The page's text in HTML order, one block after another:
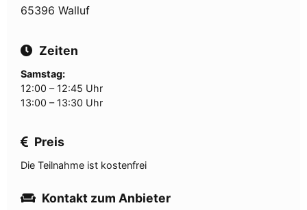
65396 Walluf
Zeiten
Samstag:
12:00 – 12:45 Uhr
13:00 – 13:30 Uhr
Preis
Die Teilnahme ist kostenfrei
Kontakt zum Anbieter